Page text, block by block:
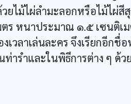
ยไม้ไผ่ลำมะลอกหรือไม้ไผ่
ตร หนาประมาณ ๑.๕ เซนติ
วลาเล่นละคร จึงเรียกอีก
ารำและในพิธีการต่าง ๆ ด้ว